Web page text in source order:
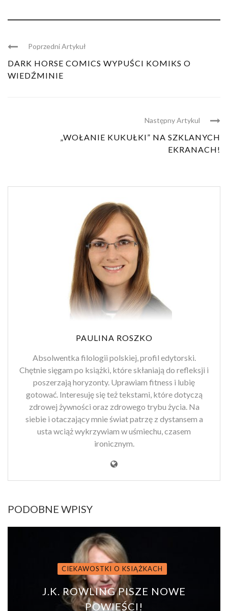
Poprzedni Artykuł
DARK HORSE COMICS WYPUŚCI KOMIKS O
WIEDŹMINIE
Następny Artykul
„WOŁANIE KUKUŁKI” NA SZKLANYCH
EKRANACH!
PAULINA ROSZKO
Absolwentka filologii polskiej, profil edytorski.
Chętnie sięgam po książki, które skłaniają do refleksji i
poszerzają horyzonty. Uprawiam fitness i lubię
gotować. Interesuję się też tekstami, które dotyczą
zdrowej żywności oraz zdrowego trybu życia. Na
siebie i otaczający mnie świat patrzę z dystansem a
usta wciąż wykrzywiam w uśmiechu, czasem
ironicznym.
PODOBNE WPISY
CIEKAWOSTKI O KSIĄŻKACH
J.K. ROWLING PISZE NOWE
POWIEŚCI!